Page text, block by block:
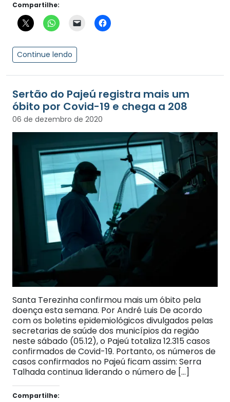
Compartilhe:
Continue lendo
Sertão do Pajeú registra mais um
óbito por Covid-19 e chega a 208
06 de dezembro de 2020
Santa Terezinha confirmou mais um óbito pela
doença esta semana. Por André Luis De acordo
com os boletins epidemiológicos divulgados pelas
secretarias de saúde dos municípios da região
neste sábado (05.12), o Pajeú totaliza 12.315 casos
confirmados de Covid-19. Portanto, os números de
casos confirmados no Pajeú ficam assim: Serra
Talhada continua liderando o número de […]
Compartilhe: